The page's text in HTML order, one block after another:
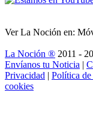
Ver La Noción en:
La Noción ® 2011 -
Envíanos tu Noticia |
Privacidad | Política
cookies